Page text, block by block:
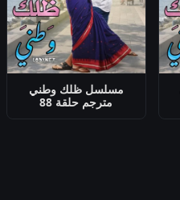
مسلسل ظلك وطني
مترجم حلقة 88